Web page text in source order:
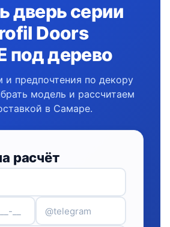
дверь серии
Doors
под дерево
предпочтения по декору
модель и рассчитаем
в Самаре.
расчёт